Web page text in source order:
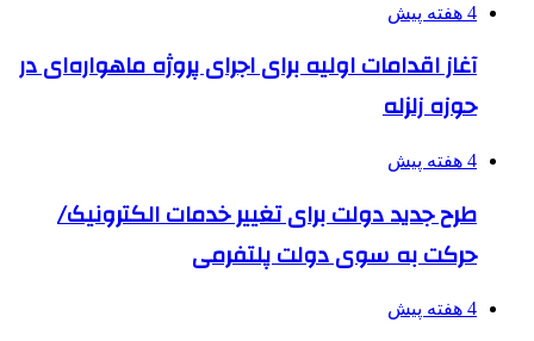
4 هفته پیش
آغاز اقدامات اولیه برای اجرای پروژه ماهواره‌ای در
حوزه زلزله
4 هفته پیش
طرح جدید دولت برای تغییر خدمات الکترونیک/
حرکت به سوی دولت پلتفرمی
4 هفته پیش